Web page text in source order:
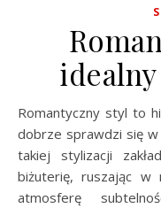
Romantyczny styl to hit każdej pory roku, ale szczególnie
dobrze sprawdzi się w
takiej stylizacji
biżuterię, ruszając w
atmosferę